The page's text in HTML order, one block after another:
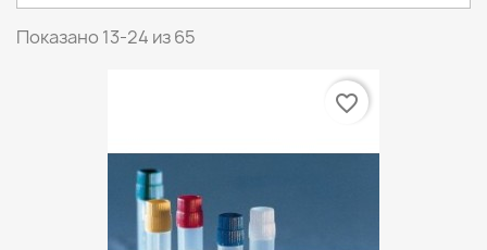
Показано 13-24 из 65
favorite_border